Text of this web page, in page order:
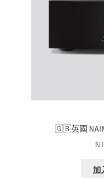
🇬🇧英國
加